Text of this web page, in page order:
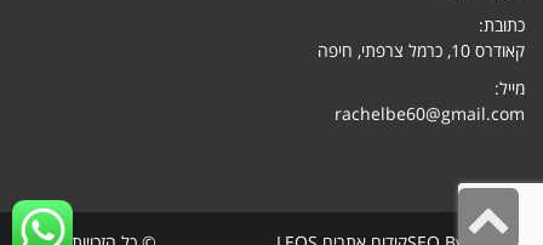
כתובת:
קאודרס 10, כרמל צרפתי, חיפ
ה
מייל:
rachelbe60@gmail.com
גלילה